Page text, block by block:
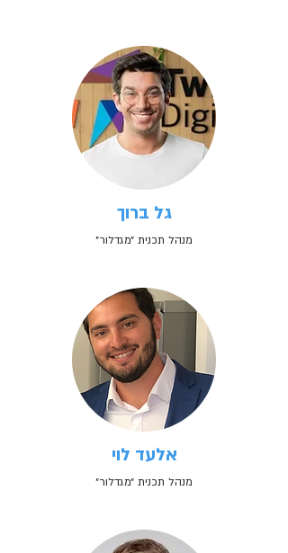
גל ברוך
מנהל תכנית ״מגדלור״
אלעד לוי
מנהל תכנית ״מגדלור״